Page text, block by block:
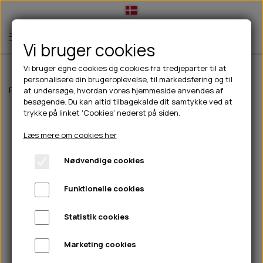
TIL HUND
💧FODER- VANDSKÅLE
CHICOPEE
GODBIDSTASKE
HALSBÅND
🦴 GODBIDDER & SNACKS
🍖 SMAGSVARIANTER
🎾 LEGETØJ
TÆNDER, ØRE, ØJE, POTER & NÆSE
🐾 UDSTYR & KOMFORT
TIL HUNDEEJER
DRIKKEFLASKER/TERMOFLASKER
HUER OG VANTER
PINEWOOD SALES
TIL KAT
TILBUD
NYHEDER
ABONNEMENT
Forside Til hunde Halsbånd, liner & seler Liner Flexi Koppel
Vi bruger cookies
Vi bruger egne cookies og cookies fra tredjeparter til at
personalisere din brugeroplevelse, til markedsføring og til
at undersøge, hvordan vores hjemmeside anvendes af
besøgende. Du kan altid tilbagekalde dit samtykke ved at
trykke på linket 'Cookies' nederst på siden.
Læs mere om cookies her
Nødvendige cookies
Funktionelle cookies
Statistik cookies
Marketing cookies